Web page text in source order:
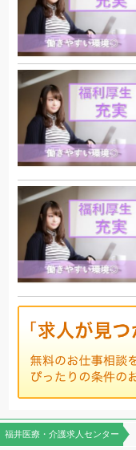
福井医療・介護求人センター